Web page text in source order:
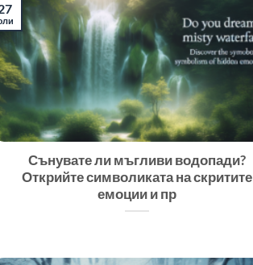
Сънувате ли мъгливи водопади?
Открийте символиката на скритите
емоции и пр